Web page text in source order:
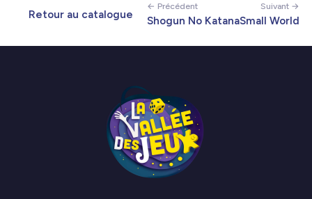
Retour au catalogue
← Précédent
Shogun No Katana
Suivant →
Small World